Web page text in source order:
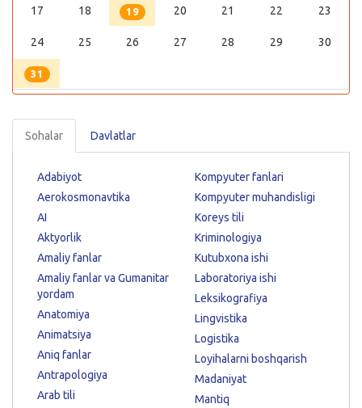
17 18 19 20 21 22 23
24 25 26 27 28 29 30
31
Sohalar Davlatlar
Adabiyot
Aerokosmonavtika
AI
Aktyorlik
Amaliy fanlar
Amaliy fanlar va Gumanitar
yordam
Anatomiya
Animatsiya
Aniq fanlar
Antrapologiya
Arab tili
Kompyuter fanlari
Kompyuter muhandisligi
Koreys tili
Kriminologiya
Kutubxona ishi
Laboratoriya ishi
Leksikografiya
Lingvistika
Logistika
Loyihalarni boshqarish
Madaniyat
Mantiq